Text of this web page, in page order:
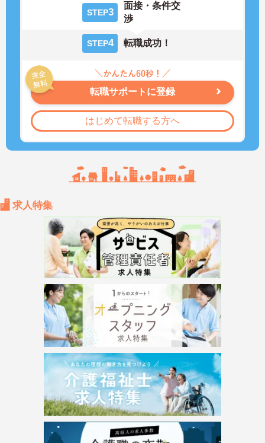
STEP3
面接・条件交
渉
STEP4 転職成功！
転職サポートに登録
はじめて転職する方へ
求人特集